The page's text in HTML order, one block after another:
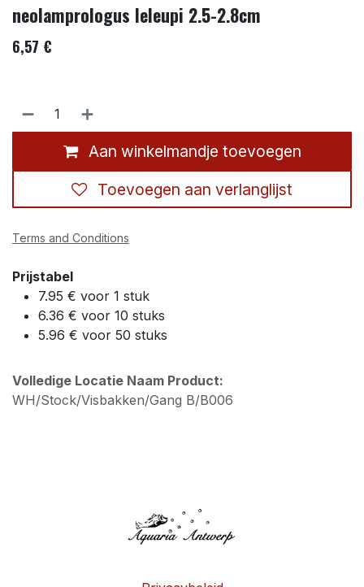
neolamprologus leleupi 2.5-2.8cm
6,57 €
Aan winkelmandje toevoegen
Toevoegen aan verlanglijst
Terms and Conditions
Prijstabel
7.95 € voor 1 stuk
6.36 € voor 10 stuks
5.96 € voor 50 stuks
Volledige Locatie Naam Product:
WH/Stock/Visbakken/Gang B/B006